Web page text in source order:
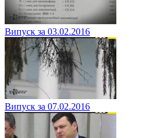
Випуск за 03.02.2016
Випуск за 07.02.2016